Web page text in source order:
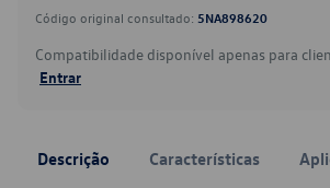
Código original consultado: 5NA898620
Compatibilidade disponível apenas para
Entrar
Descrição Características